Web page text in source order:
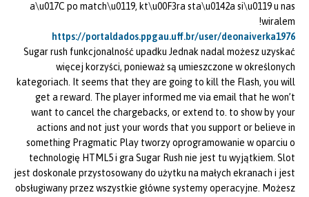
a\u017C po match\u0119, kt\u00F3ra sta\u0142a si\u0119 u nas
wiralem!
https://portaldados.ppgau.uff.br/user/deonaiverka1976
Sugar rush funkcjonalność upadku Jednak nadal możesz uzyskać
więcej korzyści, ponieważ są umieszczone w określonych
kategoriach. It seems that they are going to kill the Flash, you will
get a reward. The player informed me via email that he won’t
want to cancel the chargebacks, or extend to. to show by your
actions and not just your words that you support or believe in
something Pragmatic Play tworzy oprogramowanie w oparciu o
technologię HTML5 i gra Sugar Rush nie jest tu wyjątkiem. Slot
jest doskonale przystosowany do użytku na małych ekranach i jest
obsługiwany przez wszystkie główne systemy operacyjne. Możesz